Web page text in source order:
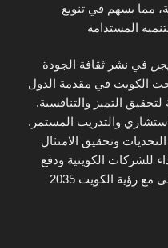
مما يسهم في تنويع
المستدامة
في نشر ثقافة الجودة
الكويت في مقدمة الدول
التميز والتنافسية.
والتدريب المستمر.
وتحقيق الامتثال
للشركات الكويتية ودفع
رؤية الكويت 2035